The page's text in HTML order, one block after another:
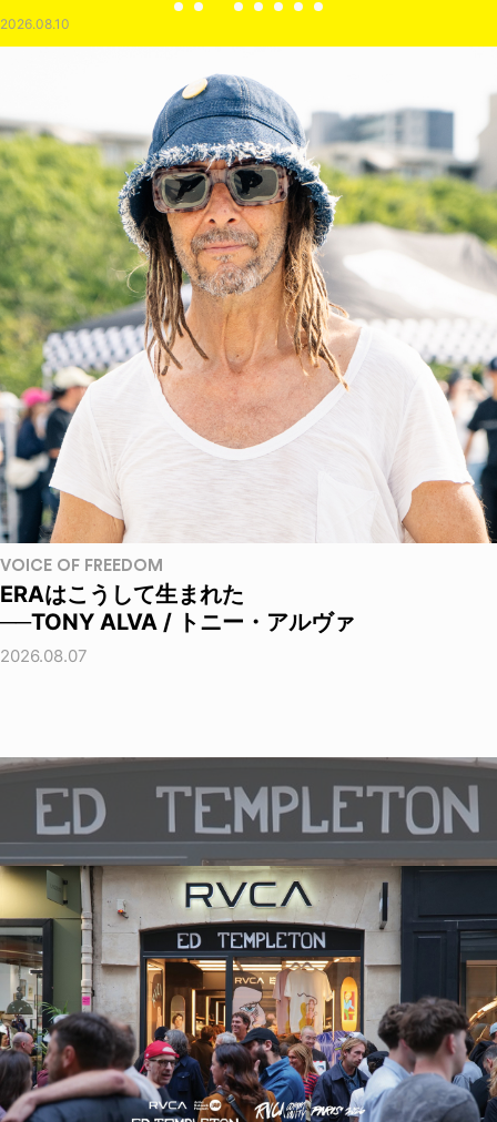
2026.08.10
VOICE OF FREEDOM
ERAはこうして生まれた
──TONY ALVA / トニー・アルヴァ
2026.08.07